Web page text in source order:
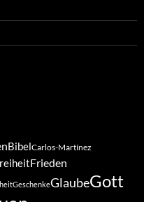
BibelCarlos-Martínez
Frieden
GeschenkeGlaubeGott